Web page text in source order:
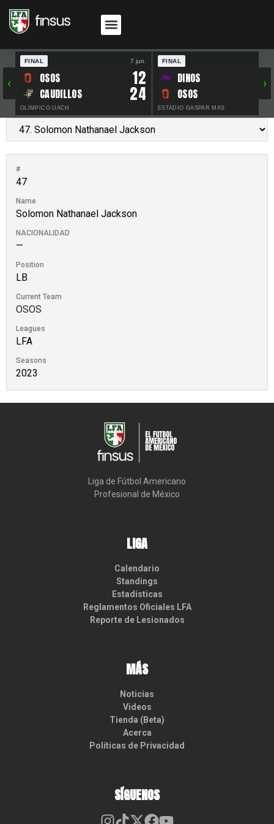
‹
FINAL 7 jun.
OSOS 12
CAUDILLOS 24
OLÍMPICO UACH
FINAL
DINOS
OSOS
ESTADIO GASPAR MAS
›
#
47
Name
Solomon Nathanael Jackson
NACIONALIDAD
—
Position
LB
Current Team
OSOS
Leagues
LFA
Seasons
2023
Liga de Fútbol Americano
Profesional de México
LIGA
Calendario
Standings
Estadísticas
Reglamentos Oficiales LFA
Reporte de Lesionados
MÁS
Noticias
Videos
Tienda (Beta)
Acerca
Políticas de Privacidad
SÍGUENOS